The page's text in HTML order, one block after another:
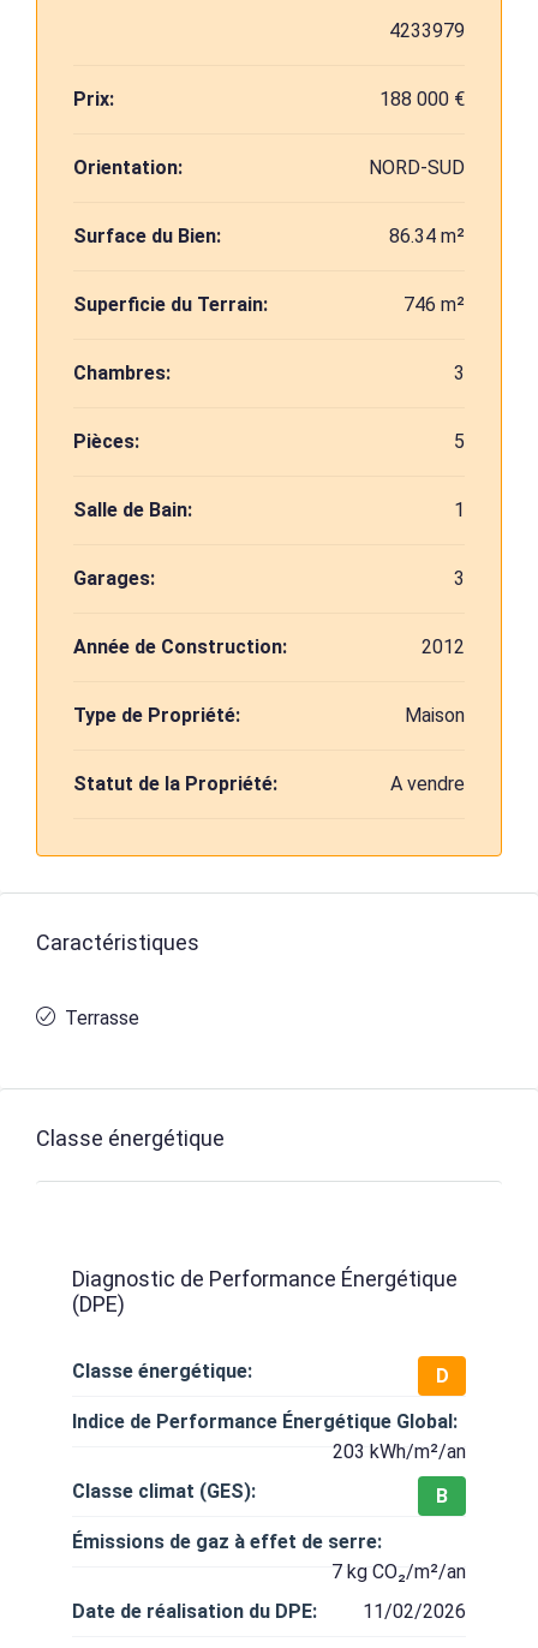
4233979
Prix: 188 000 €
Orientation: NORD-SUD
Surface du Bien: 86.34 m²
Superficie du Terrain: 746 m²
Chambres: 3
Pièces: 5
Salle de Bain: 1
Garages: 3
Année de Construction: 2012
Type de Propriété: Maison
Statut de la Propriété: A vendre
Caractéristiques
Terrasse
Classe énergétique
Diagnostic de Performance Énergétique
(DPE)
Classe énergétique:
D
Indice de Performance Énergétique Global:
203 kWh/m²/an
Classe climat (GES):
B
Émissions de gaz à effet de serre:
7 kg CO₂/m²/an
Date de réalisation du DPE:
11/02/2026